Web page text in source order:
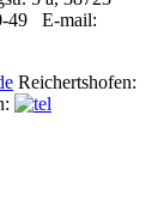
49 E-mail:
Reichertshofen: